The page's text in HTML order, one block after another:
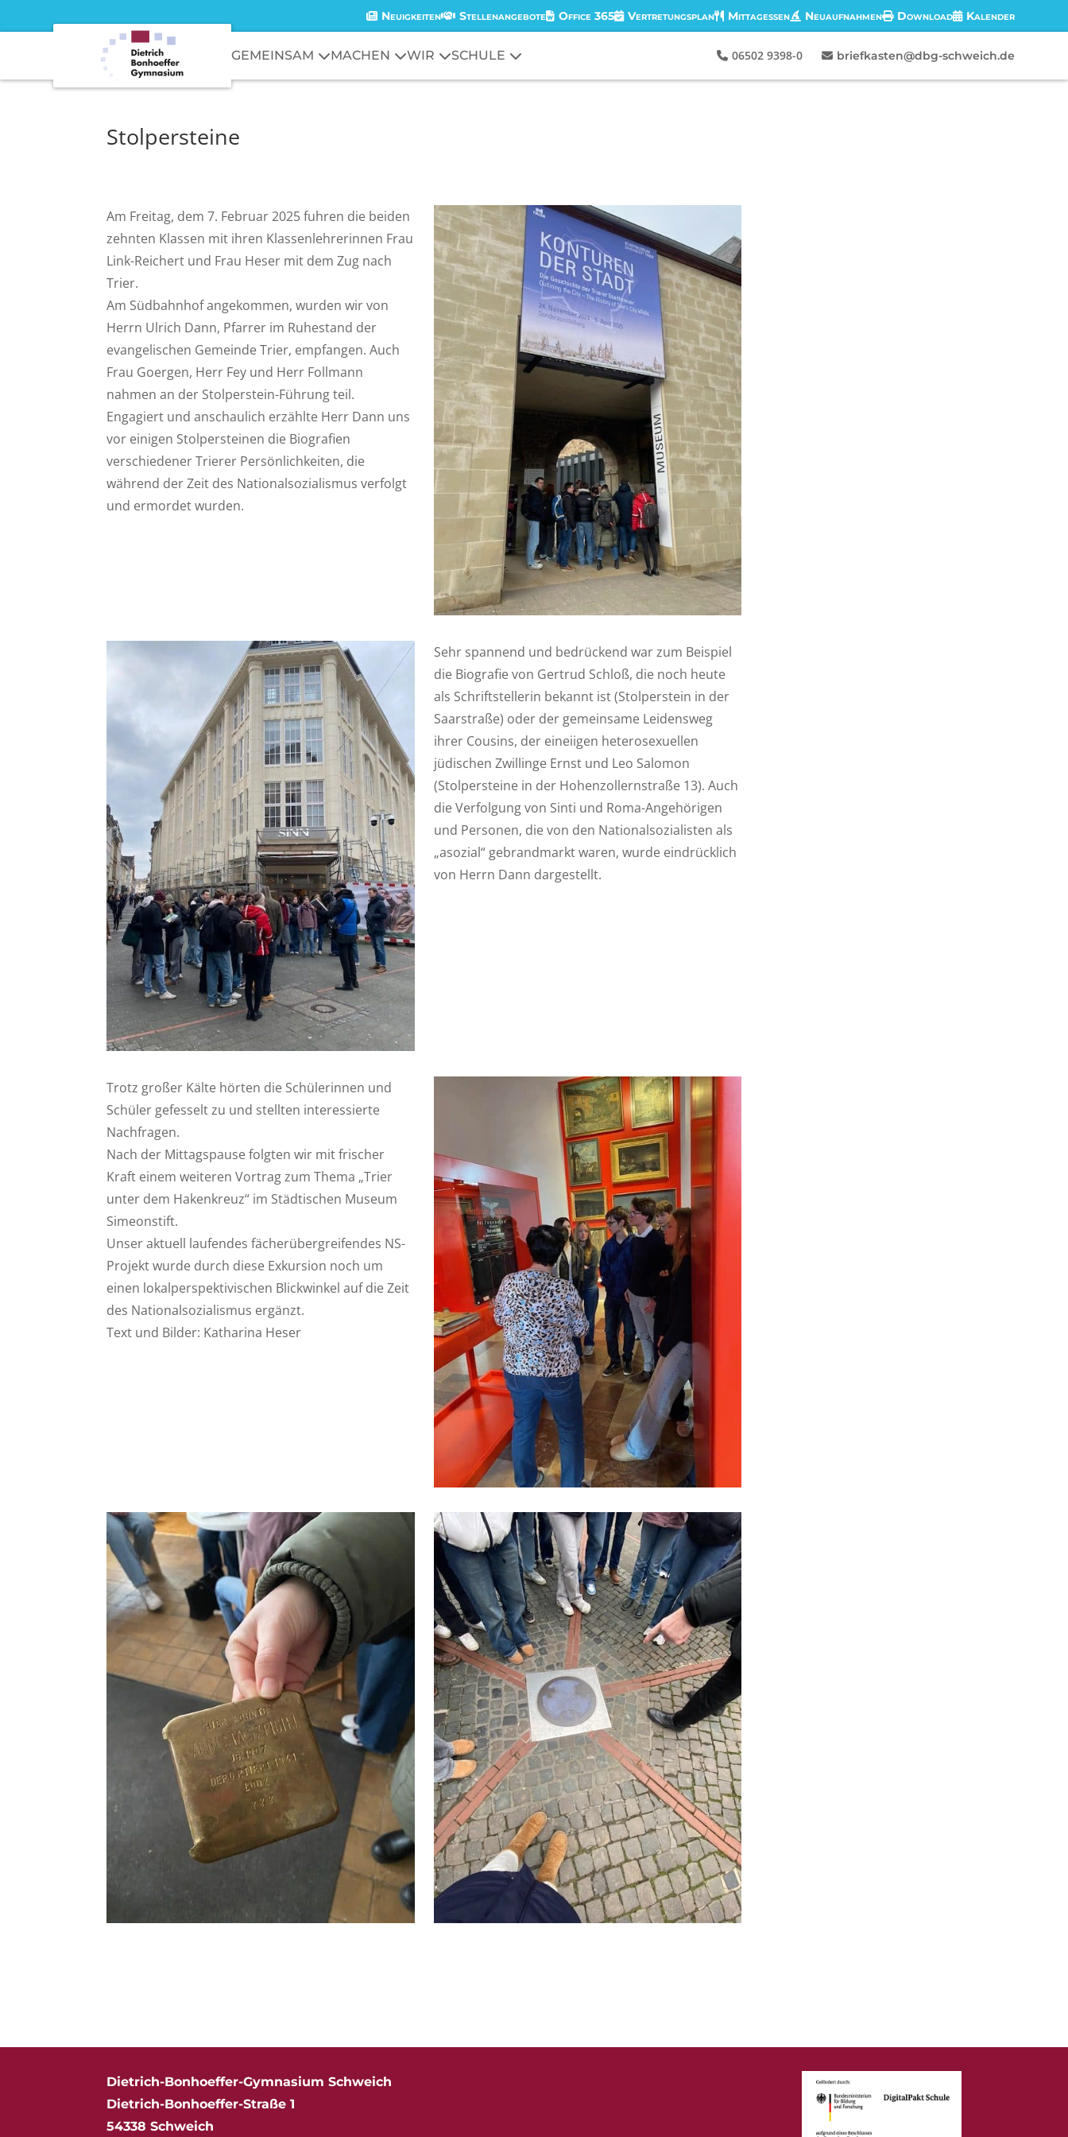
Neuigkeiten Stellenangebote Office 365 Vertretungsplan Mittagessen Neuaufnahmen Download Kalender
GEMEINSAM MACHEN WIR SCHULE 06502 9398-0 briefkasten@dbg-schweich.de
Stolpersteine
Am Freitag, dem 7. Februar 2025 fuhren die beiden
zehnten Klassen mit ihren Klassenlehrerinnen Frau
Link-Reichert und Frau Heser mit dem Zug nach
Trier.
Am Südbahnhof angekommen, wurden wir von
Herrn Ulrich Dann, Pfarrer im Ruhestand der
evangelischen Gemeinde Trier, empfangen. Auch
Frau Goergen, Herr Fey und Herr Follmann
nahmen an der Stolperstein-Führung teil.
Engagiert und anschaulich erzählte Herr Dann uns
vor einigen Stolpersteinen die Biografien
verschiedener Trierer Persönlichkeiten, die
während der Zeit des Nationalsozialismus verfolgt
und ermordet wurden.
Sehr spannend und bedrückend war zum Beispiel
die Biografie von Gertrud Schloß, die noch heute
als Schriftstellerin bekannt ist (Stolperstein in der
Saarstraße) oder der gemeinsame Leidensweg
ihrer Cousins, der eineiigen heterosexuellen
jüdischen Zwillinge Ernst und Leo Salomon
(Stolpersteine in der Hohenzollernstraße 13). Auch
die Verfolgung von Sinti und Roma-Angehörigen
und Personen, die von den Nationalsozialisten als
„asozial“ gebrandmarkt waren, wurde eindrücklich
von Herrn Dann dargestellt.
Trotz großer Kälte hörten die Schülerinnen und
Schüler gefesselt zu und stellten interessierte
Nachfragen.
Nach der Mittagspause folgten wir mit frischer
Kraft einem weiteren Vortrag zum Thema „Trier
unter dem Hakenkreuz“ im Städtischen Museum
Simeonstift.
Unser aktuell laufendes fächerübergreifendes NS-
Projekt wurde durch diese Exkursion noch um
einen lokalperspektivischen Blickwinkel auf die Zeit
des Nationalsozialismus ergänzt.
Text und Bilder: Katharina Heser
Dietrich-Bonhoeffer-Gymnasium Schweich
Dietrich-Bonhoeffer-Straße 1
54338 Schweich